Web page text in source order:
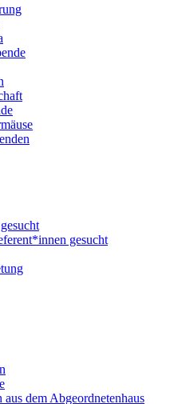
gesucht
dem Abgeordnetenhaus